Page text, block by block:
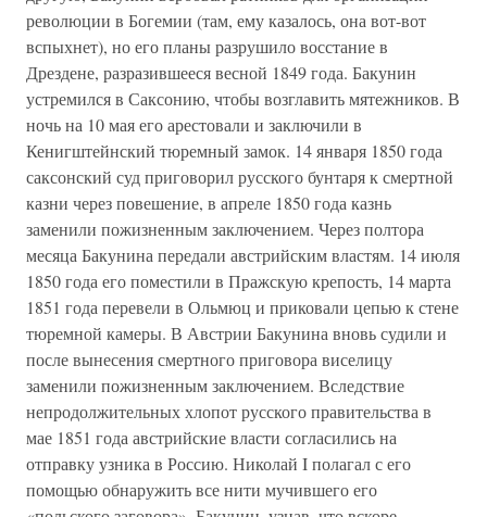
революции в Богемии (там, ему казалось, она вот-вот
вспыхнет), но его планы разрушило восстание в
Дрездене, разразившееся весной 1849 года. Бакунин
устремился в Саксонию, чтобы возглавить мятежников. В
ночь на 10 мая его арестовали и заключили в
Кенигштейнский тюремный замок. 14 января 1850 года
саксонский суд приговорил русского бунтаря к смертной
казни через повешение, в апреле 1850 года казнь
заменили пожизненным заключением. Через полтора
месяца Бакунина передали австрийским властям. 14 июля
1850 года его поместили в Пражскую крепость, 14 марта
1851 года перевели в Ольмюц и приковали цепью к стене
тюремной камеры. В Австрии Бакунина вновь судили и
после вынесения смертного приговора виселицу
заменили пожизненным заключением. Вследствие
непродолжительных хлопот русского правительства в
мае 1851 года австрийские власти согласились на
отправку узника в Россию. Николай I полагал с его
помощью обнаружить все нити мучившего его